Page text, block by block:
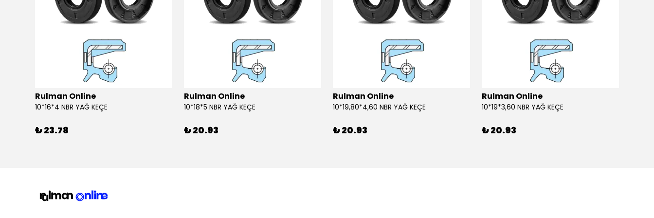
Rulman Online
10*16*4 NBR YAĞ KEÇE
₺ 23.78
Rulman Online
10*18*5 NBR YAĞ KEÇE
₺ 20.93
Rulman Online
10*19,80*4,60 NBR YAĞ KEÇE
₺ 20.93
Rulman Online
10*19*3,60 NBR YAĞ KEÇE
₺ 20.93